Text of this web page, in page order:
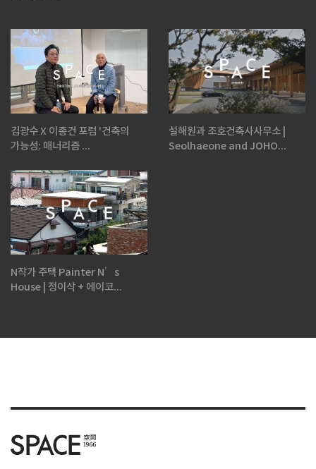
김광수 X 이종건 포럼 '건축의
가능성: 매너리즘 ...
설해원과 조호건축사사무소 |
Seolhaeone and JOHO...
N작가 주택 Painter N’s
House | 정이삭 + 에이코...